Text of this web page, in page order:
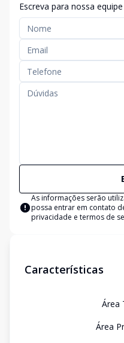
Escreva para nossa equipe
As informações serão
possa entrar em contato
privacidade e termos de
Características
Área
Área